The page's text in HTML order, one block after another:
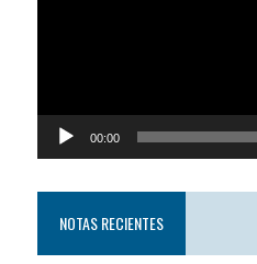
00:00
NOTAS RECIENTES